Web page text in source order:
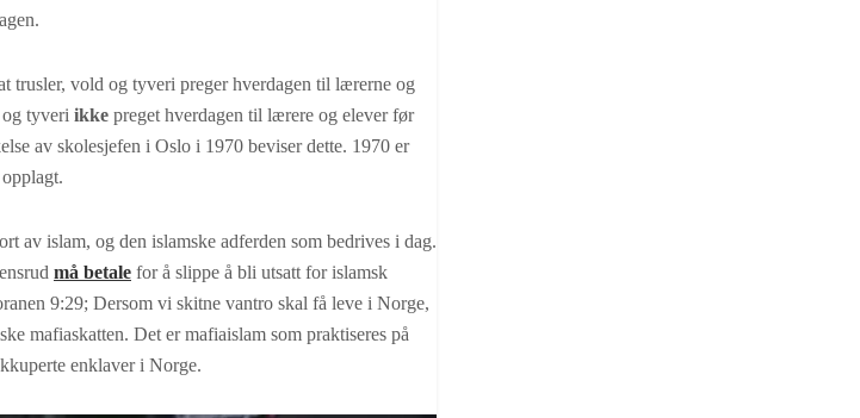
vold og tyveri preger hverdagen til lærerne og
tyveri ikke preget hverdagen til lærere og elever før
av skolesjefen i Oslo i 1970 beviser dette. 1970 er
av islam, og den islamske adferden som bedrives i dag.
må betale for å slippe å bli utsatt for islamsk
9:29; Dersom vi skitne vantro skal få leve i Norge,
mafiaskatten. Det er mafiaislam som praktiseres på
enklaver i Norge.